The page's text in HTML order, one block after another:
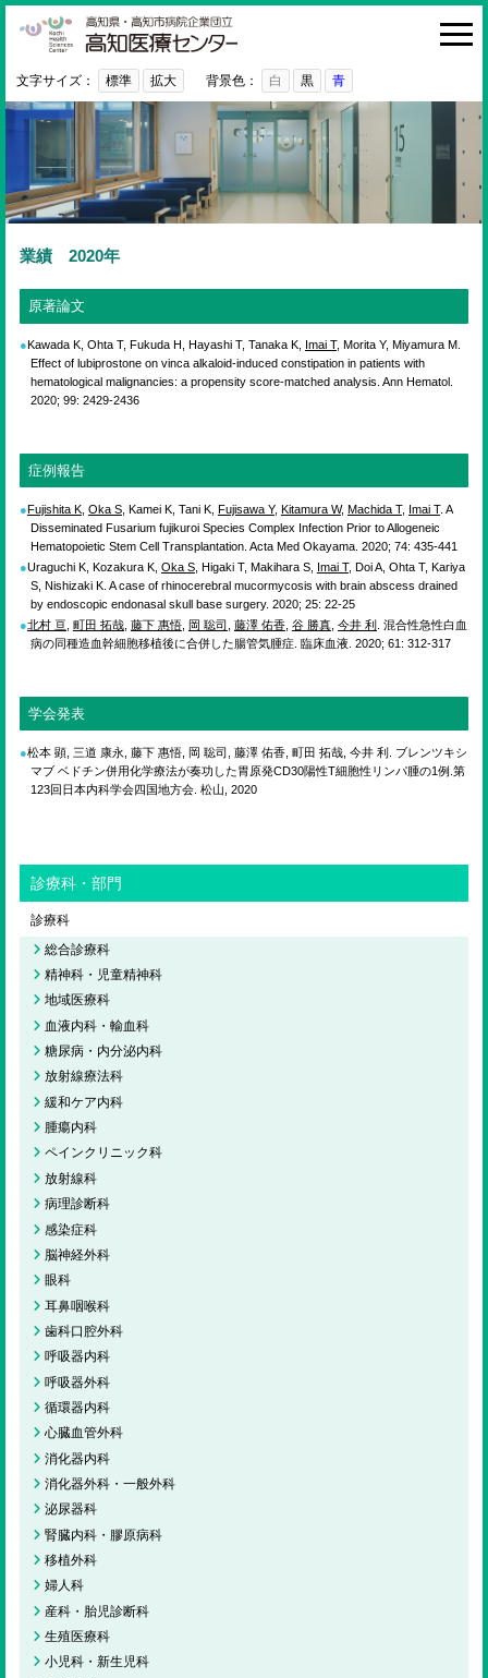
HOME
診療科・部門
外来
入院・お見舞い
病院紹介
医療関係者の方へ
利用ガイド
採用情報
ENGLISH
検索
文字サイズ： 標準 拡大 背景色： 白 黒 青
業績 2020年
原著論文
Kawada K, Ohta T, Fukuda H, Hayashi T, Tanaka K, Imai T, Morita Y, Miyamura M.
Effect of lubiprostone on vinca alkaloid-induced constipation in patients with
hematological malignancies: a propensity score-matched analysis. Ann Hematol.
2020; 99: 2429-2436
症例報告
Fujishita K, Oka S, Kamei K, Tani K, Fujisawa Y, Kitamura W, Machida T, Imai T. A
Disseminated Fusarium fujikuroi Species Complex Infection Prior to Allogeneic
Hematopoietic Stem Cell Transplantation. Acta Med Okayama. 2020; 74: 435-441
Uraguchi K, Kozakura K, Oka S, Higaki T, Makihara S, Imai T, Doi A, Ohta T, Kariya
S, Nishizaki K. A case of rhinocerebral mucormycosis with brain abscess drained
by endoscopic endonasal skull base surgery. 2020; 25: 22-25
北村 亘 町田 拓哉, 藤下 惠悟, 岡 聡司 藤澤 佑香, 谷 勝真, 今井 利 . 混合性急性白血
病の同種造血幹細胞移植後に合併した腸管気腫症. 臨床血液. 2020; 61: 312-317
学会発表
松本 顕, 三道 康永, 藤下 惠悟, 岡 聡司, 藤澤 佑香, 町田 拓哉, 今井 利. ブレンツキシ
マブ ベドチン併用化学療法が奏功した胃原発CD30陽性T細胞性リンパ腫の1例.第
123回日本内科学会四国地方会. 松山, 2020
診療科・部門
診療科
総合診療科
精神科・児童精神科
地域医療科
血液内科・輸血科
糖尿病・内分泌内科
放射線療法科
緩和ケア内科
腫瘍内科
ペインクリニック科
放射線科
病理診断科
感染症科
脳神経外科
眼科
耳鼻咽喉科
歯科口腔外科
呼吸器内科
呼吸器外科
循環器内科
心臓血管外科
消化器内科
消化器外科・一般外科
泌尿器科
腎臓内科・膠原病科
移植外科
婦人科
産科・胎児診断科
生殖医療科
小児科・新生児科